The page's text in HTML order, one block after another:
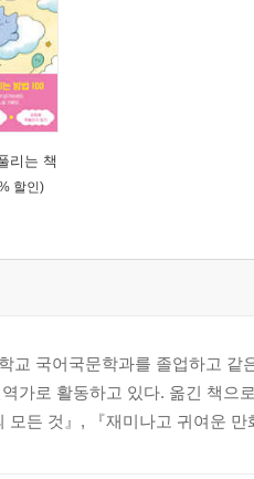
리는 책
할인)
교 국어국문학과를 졸업하고
가로 활동하고 있다. 옮긴 책으
모든 것』, 『재미나고 귀여운